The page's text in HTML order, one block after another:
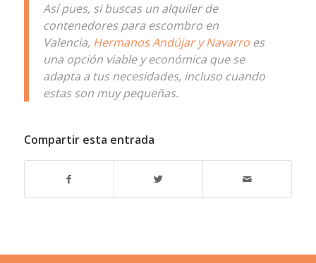
Así pues, si buscas un alquiler de
contenedores para escombro en
Valencia, Hermanos Andújar y Navarroes
una opción viable y económica que se
adapta a tus necesidades, incluso cuando
estas son muy pequeñas.
Compartir esta entrada